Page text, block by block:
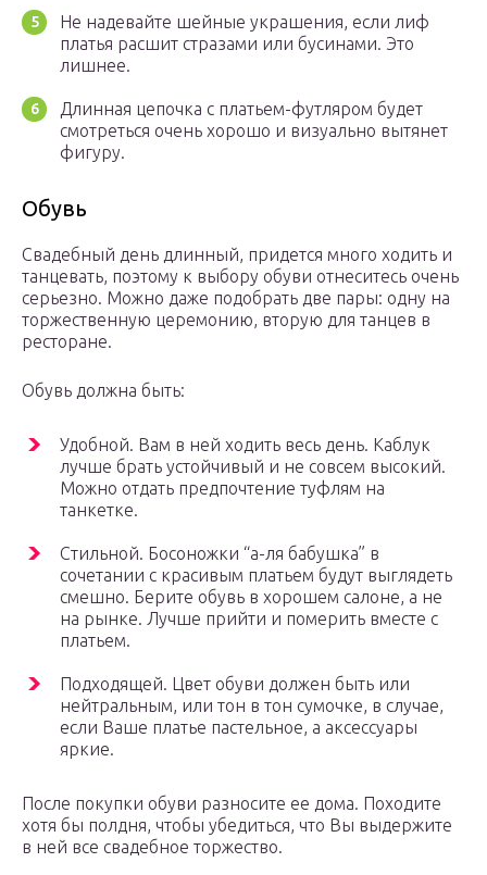
Не надевайте шейные украшения, если лиф
платья расшит стразами или бусинами. Это
лишнее.
Длинная цепочка с платьем-футляром будет
смотреться очень хорошо и визуально вытянет
фигуру.
Обувь
Свадебный день длинный, придется много ходить и
танцевать, поэтому к выбору обуви отнеситесь очень
серьезно. Можно даже подобрать две пары: одну на
торжественную церемонию, вторую для танцев в
ресторане.
Обувь должна быть:
Удобной. Вам в ней ходить весь день. Каблук
лучше брать устойчивый и не совсем высокий.
Можно отдать предпочтение туфлям на
танкетке.
Стильной. Босоножки “а-ля бабушка” в
сочетании с красивым платьем будут выглядеть
смешно. Берите обувь в хорошем салоне, а не
на рынке. Лучше прийти и померить вместе с
платьем.
Подходящей. Цвет обуви должен быть или
нейтральным, или тон в тон сумочке, в случае,
если Ваше платье пастельное, а аксессуары
яркие.
После покупки обуви разносите ее дома. Походите
хотя бы полдня, чтобы убедиться, что Вы выдержите
в ней все свадебное торжество.